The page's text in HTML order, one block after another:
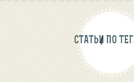
СТАТЬИ ПО